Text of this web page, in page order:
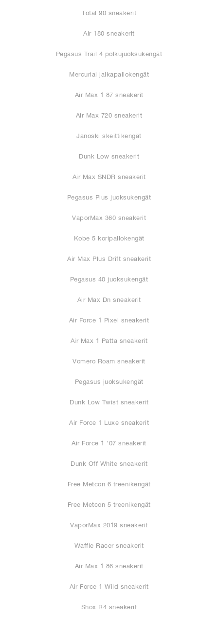
Total 90 sneakerit
Air 180 sneakerit
Pegasus Trail 4 polkujuoksukengät
Mercurial jalkapallokengät
Air Max 1 87 sneakerit
Air Max 720 sneakerit
Janoski skeittikengät
Dunk Low sneakerit
Air Max SNDR sneakerit
Pegasus Plus juoksukengät
VaporMax 360 sneakerit
Kobe 5 koripallokengät
Air Max Plus Drift sneakerit
Pegasus 40 juoksukengät
Air Max Dn sneakerit
Air Force 1 Pixel sneakerit
Air Max 1 Patta sneakerit
Vomero Roam sneakerit
Pegasus juoksukengät
Dunk Low Twist sneakerit
Air Force 1 Luxe sneakerit
Air Force 1 '07 sneakerit
Dunk Off White sneakerit
Free Metcon 6 treenikengät
Free Metcon 5 treenikengät
VaporMax 2019 sneakerit
Waffle Racer sneakerit
Air Max 1 86 sneakerit
Air Force 1 Wild sneakerit
Shox R4 sneakerit